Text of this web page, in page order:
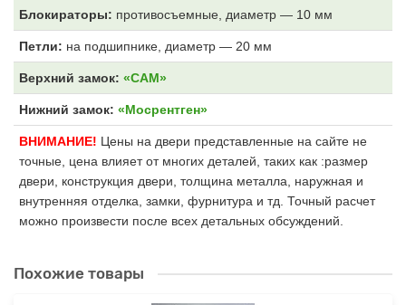
Блокираторы: противосъемные, диаметр — 10 мм
Петли: на подшипнике, диаметр — 20 мм
Верхний замок: «САМ»
Нижний замок: «Мосрентген»
ВНИМАНИЕ! Цены на двери представленные на сайте не
точные, цена влияет от многих деталей, таких как :размер
двери, конструкция двери, толщина металла, наружная и
внутренняя отделка, замки, фурнитура и тд. Точный расчет
можно произвести после всех детальных обсуждений.
Похожие товары